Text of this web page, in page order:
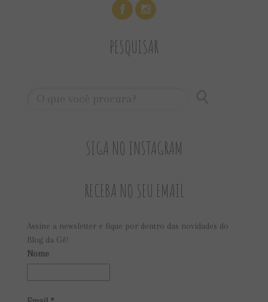
PESQUISAR
SIGA NO INSTAGRAM
RECEBA NO SEU EMAIL
Assine a newsletter e fique por dentro das novidades do
Blog da Gê!
Nome